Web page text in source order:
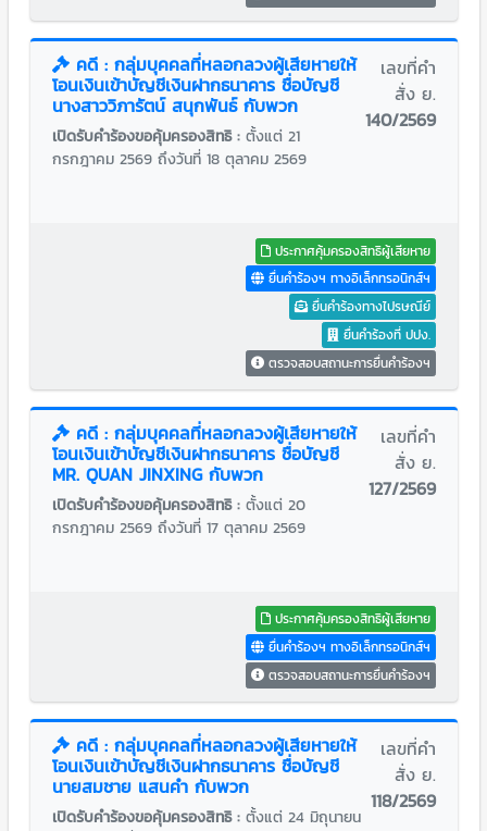
คดี : กลุ่มบุคคลที่หลอกลวงผู้เสียหายให้
โอนเงินเข้าบัญชีเงินฝากธนาคาร ชื่อบัญชี
นางสาววิภารัตน์ สนุกพันธ์ กับพวก
เปิดรับคำร้องขอคุ้มครองสิทธิ : ตั้งแต่ 21
กรกฎาคม 2569 ถึงวันที่ 18 ตุลาคม 2569
เลขที่คำ
สั่ง ย.
140/2569
ประกาศคุ้มครองสิทธิผู้เสียหาย
ยื่นคำร้องฯ ทางอิเล็กทรอนิกส์ฯ
ยื่นคำร้องทางไปรษณีย์
ยื่นคำร้องที่ ปปง.
ตรวจสอบสถานะการยื่นคำร้องฯ
คดี : กลุ่มบุคคลที่หลอกลวงผู้เสียหายให้
โอนเงินเข้าบัญชีเงินฝากธนาคาร ชื่อบัญชี
MR. QUAN JINXING กับพวก
เปิดรับคำร้องขอคุ้มครองสิทธิ : ตั้งแต่ 20
กรกฎาคม 2569 ถึงวันที่ 17 ตุลาคม 2569
เลขที่คำ
สั่ง ย.
127/2569
ประกาศคุ้มครองสิทธิผู้เสียหาย
ยื่นคำร้องฯ ทางอิเล็กทรอนิกส์ฯ
ตรวจสอบสถานะการยื่นคำร้องฯ
คดี : กลุ่มบุคคลที่หลอกลวงผู้เสียหายให้
โอนเงินเข้าบัญชีเงินฝากธนาคาร ชื่อบัญชี
นายสมชาย แสนคำ กับพวก
เปิดรับคำร้องขอคุ้มครองสิทธิ : ตั้งแต่ 24 มิถุนายน
เลขที่คำ
สั่ง ย.
118/2569